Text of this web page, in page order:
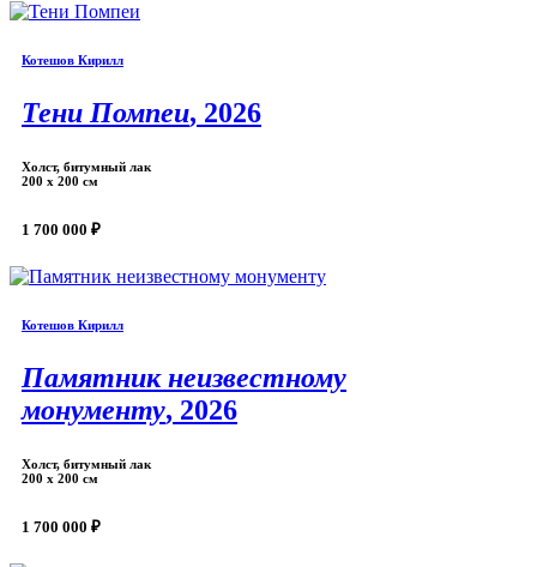
Котешов Кирилл
Тени Помпеи, 2026
Холст, битумный лак
200 х 200 см
1 700 000 ₽
Котешов Кирилл
Памятник неизвестному
монументу, 2026
Холст, битумный лак
200 х 200 см
1 700 000 ₽